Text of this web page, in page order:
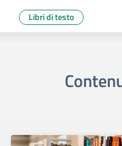
Libri di testo